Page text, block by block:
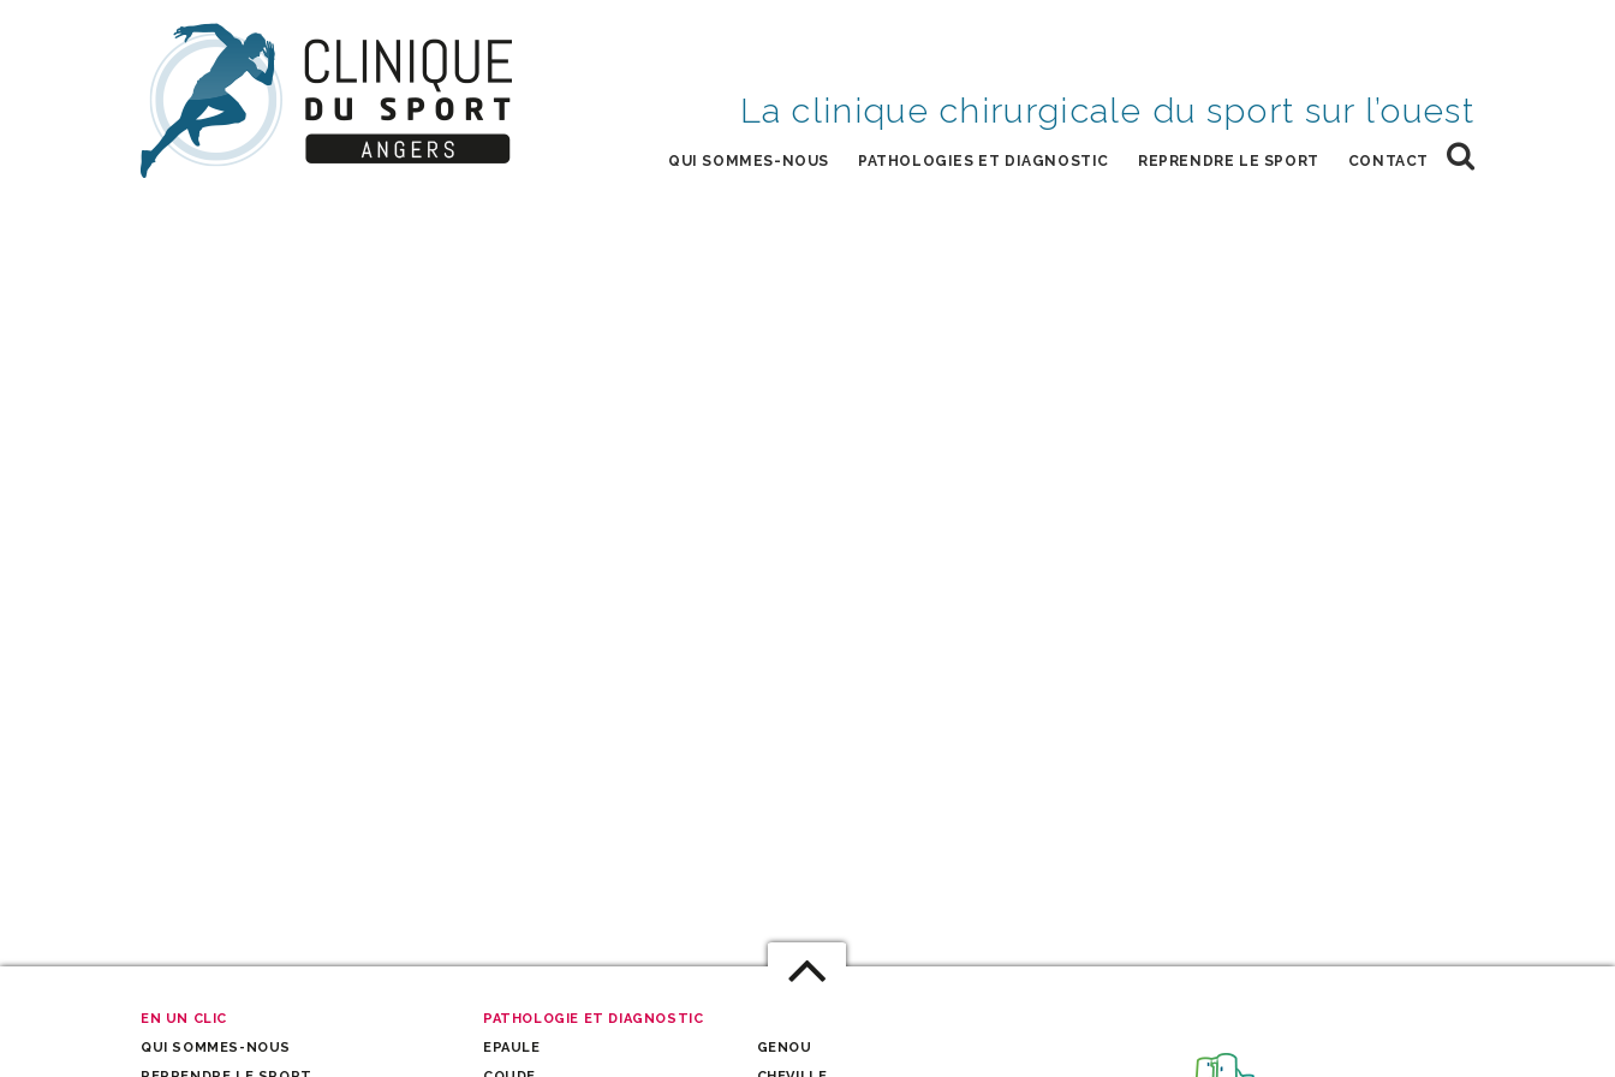
La clinique chirurgicale du sport sur l’ouest
QUI SOMMES-NOUS PATHOLOGIES ET DIAGNOSTIC REPRENDRE LE SPORT CONTACT
EN UN CLIC
QUI SOMMES-NOUS
PATHOLOGIE ET DIAGNOSTIC
EPAULE
GENOU